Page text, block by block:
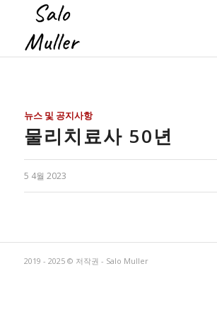
뉴스 및 공지사항
물리치료사 50년
5 4월 2023
2019 - 2025 © 저작권 - Salo Muller